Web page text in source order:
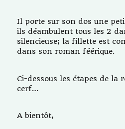
Il porte sur son dos une
ils déambulent tous les 2
silencieuse; la fillette est
dans son roman féérique.
Ci-dessous les étapes de la
cerf…
A bientôt,